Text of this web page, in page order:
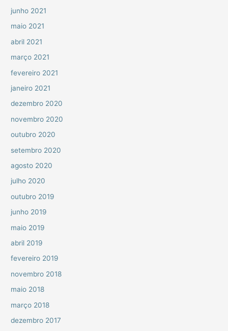
junho 2021
maio 2021
abril 2021
março 2021
fevereiro 2021
janeiro 2021
dezembro 2020
novembro 2020
outubro 2020
setembro 2020
agosto 2020
julho 2020
outubro 2019
junho 2019
maio 2019
abril 2019
fevereiro 2019
novembro 2018
maio 2018
março 2018
dezembro 2017